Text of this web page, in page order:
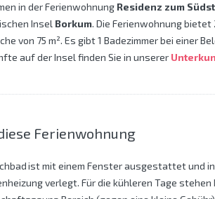
in der Ferienwohnung Residenz zum
Insel Borkum. Die Ferienwohnung
von 75 m². Es gibt 1 Badezimmer bei einer
auf der Insel finden Sie in unserer
Ferienwohnung
ist mit einem Fenster ausgestattet und
verlegt. Für die kühleren Tage stehen